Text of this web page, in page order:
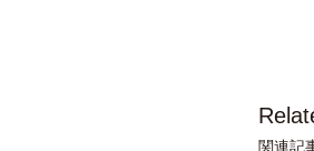
関連記